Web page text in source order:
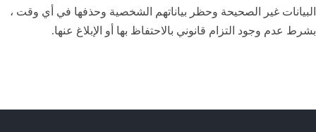
البيانات غير الصحيحة وحظر بياناتهم الشخصية وحذفها في أي وقت ،
بشرط عدم وجود التزام قانوني بالاحتفاظ بها أو الإبلاغ عنها.